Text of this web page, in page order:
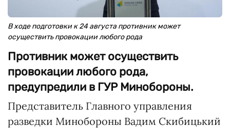
В ходе подготовки к 24 августа противник может
осуществить провокации любого рода
Противник может осуществить
провокации любого рода,
предупредили в ГУР Минобороны.
Представитель Главного управления
разведки Минобороны Вадим Скибицький